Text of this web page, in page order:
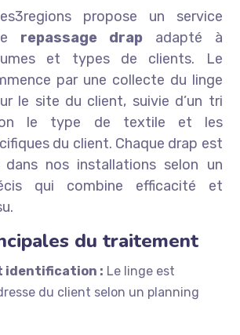
propose un service
repassage drap adapté à
et types de clients. Le
par une collecte du linge
le site du client, suivie d’un tri
le type de textile et les
du client. Chaque drap est
nos installations selon un
qui combine efficacité et
du traitement
identification : Le linge est
du client selon un planning